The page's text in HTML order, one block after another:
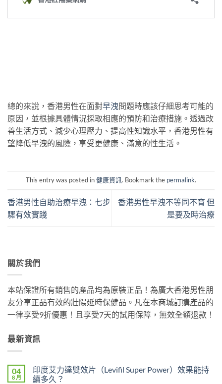
總的來說，香港男性在面對早洩問題時應該仔細思考可能的
原因，並根據具體情況採取相應的預防和治療措施。透過改
善生活方式、減少心理壓力、提高性知識水平，香港男性有
望降低早洩的風險，享受更健康、滿意的性生活。
This entry was posted in健康資訊. Bookmark the permalink.
香港男性自助治療早洩：七步
驟有效實踐
香港男性早洩不等同不育 但
是要及時治療
關於我們
本站保證所有銷售的產品均為原裝正品！為廣大香港男性朋
友分享正品有效的壯陽延時保健品。凡在本商城訂購產品的
一律享受9折優惠！且享受7天的試用保障，無效全額退款！
最新資訊
04
8 月
印度艾力達雙效片（Levifil Super Power）效果能持
續多久？